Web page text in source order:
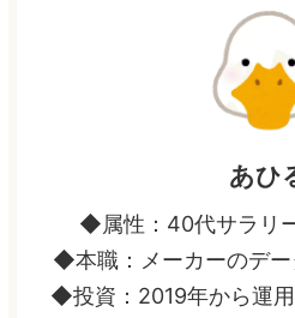
あひ
◆属性：40代サラリ
◆本職：メーカーのデー
◆投資：2019年から運